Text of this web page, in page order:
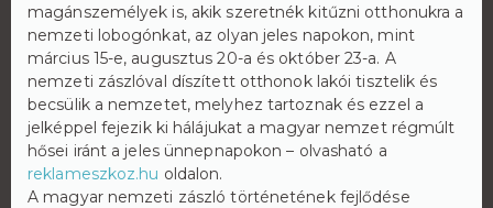
magánszemélyek is, akik szeretnék kitűzni otthonukra a
nemzeti lobogónkat, az olyan jeles napokon, mint
március 15-e, augusztus 20-a és október 23-a. A
nemzeti zászlóval díszített otthonok lakói tisztelik és
becsülik a nemzetet, melyhez tartoznak és ezzel a
jelképpel fejezik ki hálájukat a magyar nemzet régmúlt
hősei iránt a jeles ünnepnapokon – olvasható a
reklameszkoz.hu oldalon.
A magyar nemzeti zászló történetének fejlődése